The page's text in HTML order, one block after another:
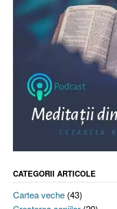
CATEGORII ARTICOLE
Cartea veche (43)